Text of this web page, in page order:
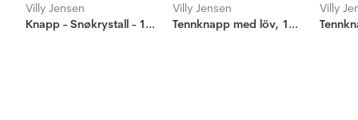
Villy Jensen
Knapp - Snøkrystall - 15mm
Villy Jensen
Tennknapp med löv, 17mm
Villy